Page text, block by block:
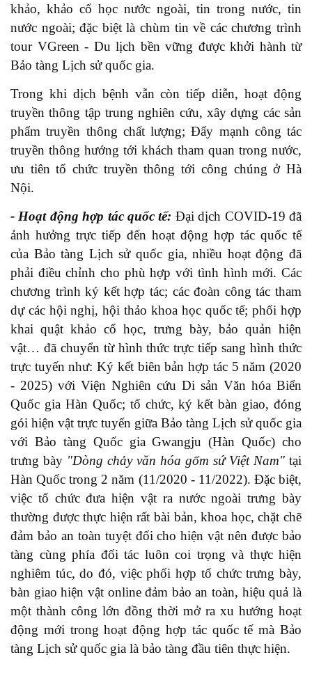
khảo, khảo cổ học nước ngoài, tin trong nước, tin
nước ngoài; đặc biệt là chùm tin về cácchương trình
tour VGreen - Du lịch bền vững được khởi hành từ
Bảo tàng Lịch sử quốc gia.
Trong khi dịch bệnh vẫn còn tiếp diễn, hoạt động
truyền thông tập trung nghiên cứu, xây dựng các sản
phẩm truyền thông chất lượng;Đẩy mạnh công tác
truyền thông hướng tới khách tham quan trong nước,
ưu tiên tổ chức truyền thông tới công chúng ở Hà
Nội.
- Hoạt động hợp tác quốc tế: Đại dịch COVID-19 đã
ảnh hưởng trực tiếp đến hoạt động hợp tác quốc tế
của Bảo tàng Lịch sử quốc gia, nhiều hoạt động đã
phải điều chỉnh cho phù hợp với tình hình mới. Các
chương trình ký kết hợp tác; các đoàn công tác tham
dự các hội nghị, hội thảo khoa học quốc tế; phối hợp
khai quật khảo cổ học, trưng bày, bảo quản hiện
vật… đã chuyển từ hình thức trực tiếp sang hình thức
trực tuyến như: Ký kết biên bản hợp tác 5 năm (2020
- 2025) với Viện Nghiên cứu Di sản Văn hóa Biển
Quốc gia Hàn Quốc; tổ chức, ký kết bàn giao, đóng
gói hiện vật trực tuyến giữa Bảo tàng Lịch sử quốc gia
với Bảo tàng Quốc gia Gwangju (Hàn Quốc) cho
trưng bày "Dòng chảy văn hóa gốm sứ Việt Nam" tại
Hàn Quốc trong 2 năm (11/2020 - 11/2022). Đặc biệt,
việc tổ chức đưa hiện vật ra nước ngoài trưng bày
thường được thực hiện rất bài bản, khoa học, chặt chẽ
đảm bảo an toàn tuyệt đối cho hiện vật nên được bảo
tàng cùng phía đối tác luôn coi trọng và thực hiện
nghiêm túc, do đó, việc phối hợp tổ chức trưng bày,
bàn giao hiện vật online đảm bảo an toàn, hiệu quả là
một thành công lớn đồng thời mở ra xu hướng hoạt
động mới trong hoạt động hợp tác quốc tế mà Bảo
tàng Lịch sử quốc gia là bảo tàng đầu tiên thực hiện.